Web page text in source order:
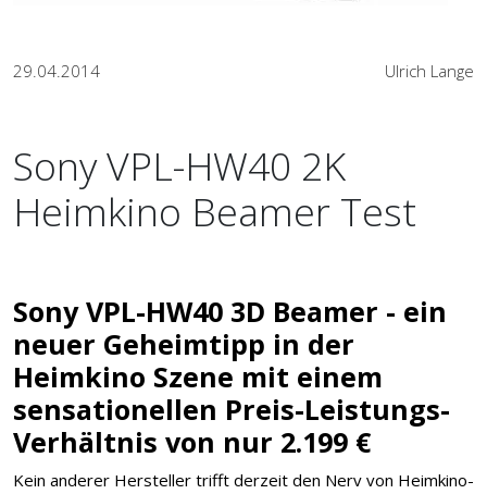
29.04.2014 Ulrich Lange
Sony VPL-HW40 2K
Heimkino Beamer Test
Sony VPL-HW40 3D Beamer - ein
neuer Geheimtipp in der
Heimkino Szene mit einem
sensationellen Preis-Leistungs-
Verhältnis von nur 2.199 €
Kein anderer Hersteller trifft derzeit den Nerv von Heimkino-